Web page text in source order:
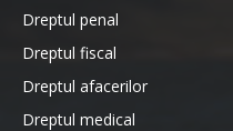
Dreptul penal
Dreptul fiscal
Dreptul afacerilor
Dreptul medical